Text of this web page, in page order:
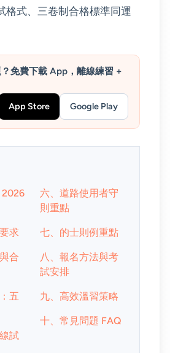
格式、三卷制合格標準同運
免費下載 App，離線練習 +
App Store
Google Play
2026
求
合
五
試
六、道路使用者守
則重點
七、的士則例重點
八、報名方法與考
試安排
九、高效溫習策略
十、常見問題 FAQ